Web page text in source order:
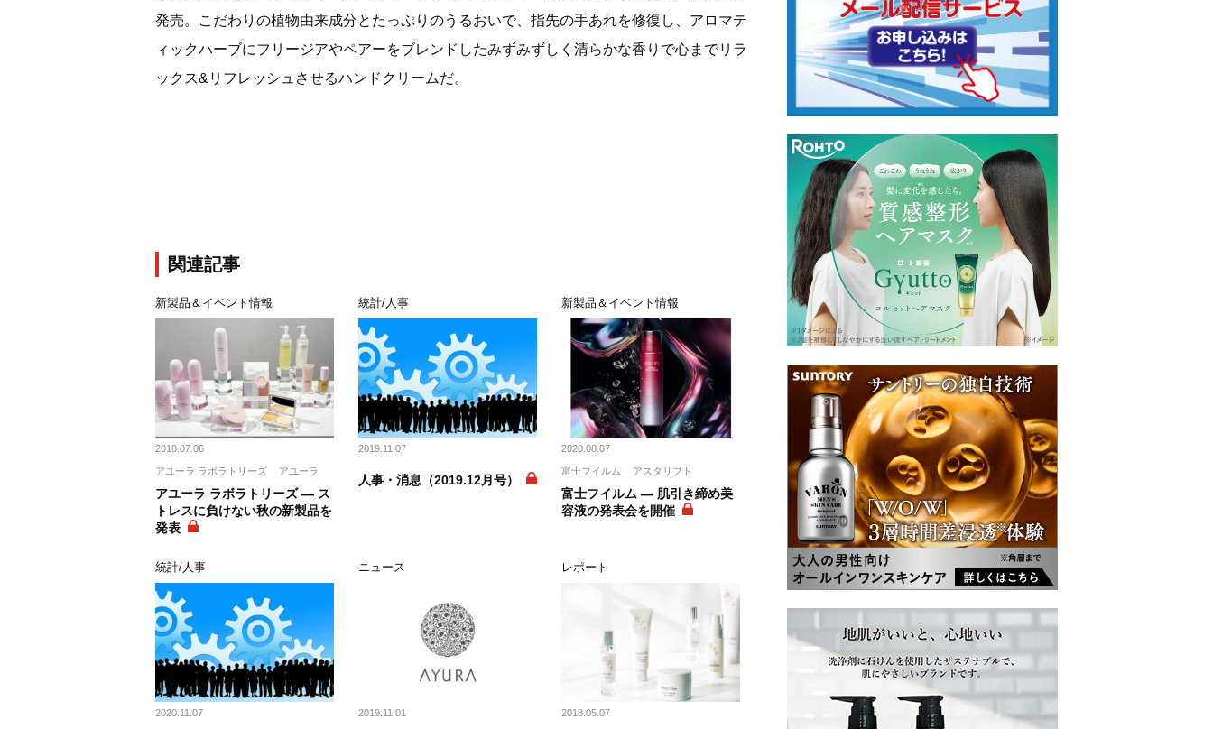
発売。こだわりの植物由来成分とたっぷりのうるおいで、指先の手あれを修復し、アロマテ
ィックハーブにフリージアやペアーをブレンドしたみずみずしく清らかな香りで心までリラ
ックス&リフレッシュさせるハンドクリームだ。
関連記事
新製品＆イベント情報
2018.07.06
アユーラ ラボラトリーズ アユーラ
アユーラ ラボラトリーズ ― ス
トレスに負けない秋の新製品を
発表
統計/人事
2019.11.07
人事・消息（2019.12月号）
新製品＆イベント情報
2020.08.07
富士フイルム アスタリフト
富士フイルム ― 肌引き締め美
容液の発表会を開催
統計/人事
2020.11.07
ニュース
2019.11.01
レポート
2018.05.07